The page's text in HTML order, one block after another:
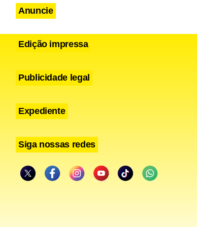
Anuncie
Edição impressa
Publicidade legal
Expediente
Siga nossas redes